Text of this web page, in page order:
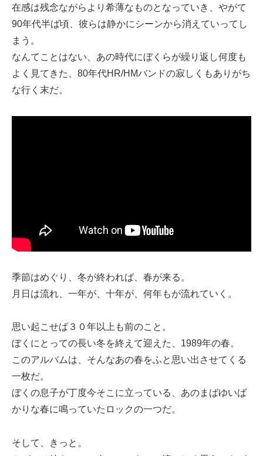
在感は残念ながらより希薄なものとなっていき、やがて
90年代半ば頃、彼らは静かにシーンから消えていってし
まう。
なんてことはない、あの時代にぼくらが繰り返し何度も
よく見てきた、80年代HR/HMバンドの寂しくもありがち
な行く末だ。
季節はめぐり、冬が終われば、春が来る。
月日は流れ、一年が、十年が、何年もが流れていく。
思い起こせば３０年以上も前のこと。
ぼくにとっての長い冬を終えて迎えた、1989年の春。
このアルバムは、そんなあの春をふと思い出させてくる
一枚だ。
ぼくの息子が丁度今そこに立っている、あのまばゆいば
かりな春に鳴っていたロックの一つだ。
そして、きっと。